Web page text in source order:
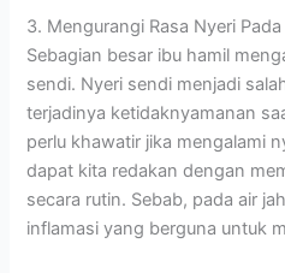
3. Mengurangi Rasa Nyeri
Sebagian besar ibu hamil
sendi. Nyeri sendi menjadi
terjadinya ketidaknyamanan
perlu khawatir jika mengalami
dapat kita redakan dengan
secara rutin. Sebab, pada air
inflamasi yang berguna untuk